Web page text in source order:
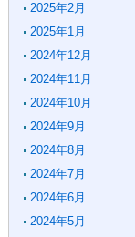
2025年2月
2025年1月
2024年12月
2024年11月
2024年10月
2024年9月
2024年8月
2024年7月
2024年6月
2024年5月